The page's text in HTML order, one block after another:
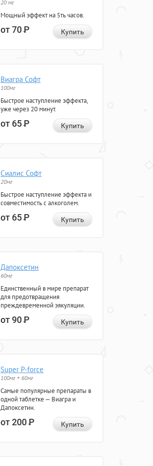
20 мг
Мощный эффект на 5ть часов.
от 70Р Купить
Виагра Софт
100мг
Быстрое наступление эффекта,
уже через 20 минут.
от 65Р Купить
Сиалис Софт
20мг
Быстрое наступление эффекта и
совместимость с алкоголем.
от 65Р Купить
Дапоксетин
60мг
Единственный в мире препарат
для предотвращения
преждевременной эякуляции.
от 90Р Купить
Super P-force
100мг + 60мг
Самые популярные препараты в
одной таблетке — Виагра и
Дапоксетин.
от 200Р Купить